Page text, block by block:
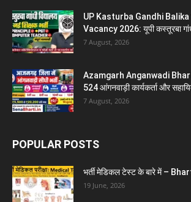
UP Kasturba Gandhi
Vacancy 2026: यूपी कस्तूरबा
7 August, 2026
Azamgarh Anganwadi
524 आंगनवाड़ी कार्यकर्ता और
7 August, 2026
POPULAR POSTS
भर्ती मेडिकल टेस्ट के बारे में –
19 June, 2026